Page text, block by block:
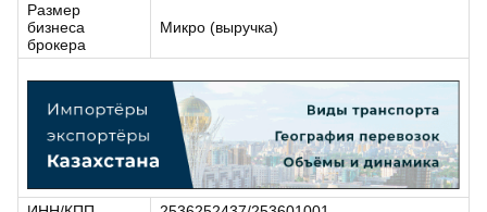
Размер
бизнеса
брокера
Микро (выручка)